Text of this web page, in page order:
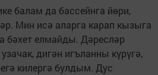
балам да бассейнга йөри,
Мин исә аларга карап кызыга
бәхет елмайды. Дәресләр
дигән игъланны күрүгә,
килергә булдым. Дус